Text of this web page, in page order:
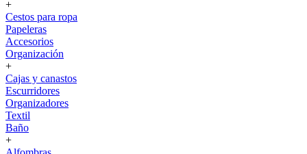
+
Cestos para ropa
Papeleras
Accesorios
Organización
+
Cajas y canastos
Escurridores
Organizadores
Textil
Baño
+